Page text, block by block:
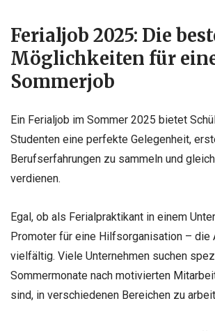
Ferialjob 2025: Die
Möglichkeiten für
Sommerjob
Ein Ferialjob im Sommer 2025 bietet
Studenten eine perfekte Gelegenheit,
Berufserfahrungen zu sammeln und
verdienen.
Egal, ob als Ferialpraktikant in einem
Promoter für eine Hilfsorganisation – die
vielfältig. Viele Unternehmen suchen
Sommermonate nach motivierten
sind, in verschiedenen Bereichen zu